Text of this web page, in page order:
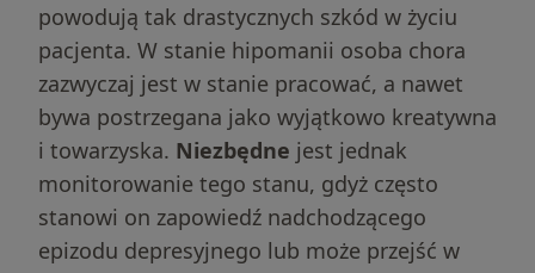
powodują tak drastycznych szkód w życiu
pacjenta. W stanie hipomanii osoba chora
zazwyczaj jest w stanie pracować, a nawet
bywa postrzegana jako wyjątkowo kreatywna
i towarzyska. Niezbędne jest jednak
monitorowanie tego stanu, gdyż często
stanowi on zapowiedź nadchodzącego
epizodu depresyjnego lub może przejść w